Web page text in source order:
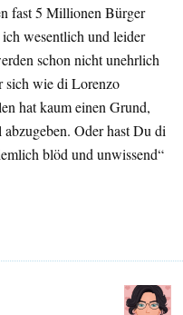
fast 5 Millionen Bürger
wesentlich und leider
schon nicht unehrlich
sich wie di Lorenzo
hat kaum einen Grund,
Oder hast Du di
blöd und unwissend“